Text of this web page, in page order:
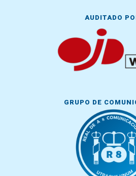
AUDITADO
GRUPO DE